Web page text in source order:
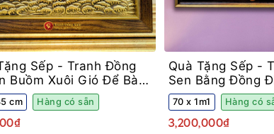
Sếp - Tranh Đồng
Buồm Xuôi Gió Để Bàn
Gỗ Sồi
cm Hàng có sẵn
Quà Tặng Sếp -
Sen Bằng Đồng
Khung Decor
70 x 1m1 Hàng có
3,200,000₫